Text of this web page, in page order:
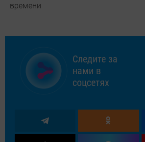
времени
Следите за
нами в
соцсетях